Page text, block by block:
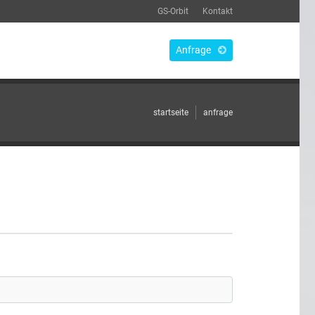
GS-Orbit Kontakt
Anfrage
startseite anfrage